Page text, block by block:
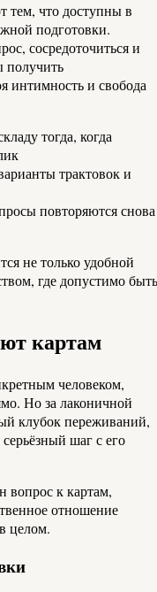
тем, что доступны в
подготовки.
сосредоточиться и
получить
интимность и свобода
тогда, когда
трактовок и
повторяются снова
не только удобной
где допустимо быть
картам
человеком,
Но за лаконичной
клубок переживаний,
шаг с его
вопрос к картам,
отношение
целом.